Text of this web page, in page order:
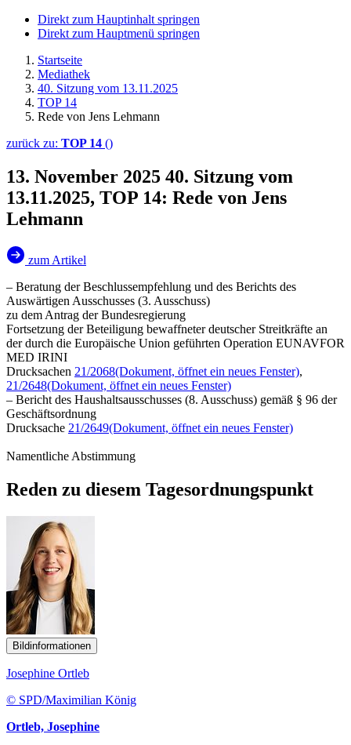
Direkt zum Hauptinhalt springen
Direkt zum Hauptmenü springen
Startseite
Mediathek
40. Sitzung vom 13.11.2025
TOP 14
Rede von Jens Lehmann
zurück zu: TOP 14 ()
13. November 2025 40. Sitzung vom
13.11.2025, TOP 14: Rede von Jens
Lehmann
zum Artikel
– Beratung der Beschlussempfehlung und des Berichts des
Auswärtigen Ausschusses (3. Ausschuss)
zu dem Antrag der Bundesregierung
Fortsetzung der Beteiligung bewaffneter deutscher Streitkräfte an
der durch die Europäische Union geführten Operation EUNAVFOR
MED IRINI
Drucksachen 21/2068(Dokument, öffnet ein neues Fenster),
21/2648(Dokument, öffnet ein neues Fenster)
– Bericht des Haushaltsausschusses (8. Ausschuss) gemäß § 96 der
Geschäftsordnung
Drucksache 21/2649(Dokument, öffnet ein neues Fenster)
Namentliche Abstimmung
Reden zu diesem Tagesordnungspunkt
Bildinformationen
Josephine Ortleb
© SPD/Maximilian König
Ortleb, Josephine